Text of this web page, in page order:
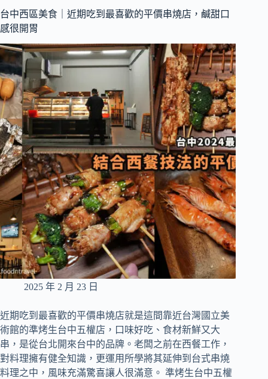
｜
日
職
人
共
研
發
道
地
涮
涮
鍋
物，
供
應
頂
級
甜
點
與
現
果
汁
台中西區美食｜近期吃到最喜歡的平價串燒店，鹹甜口
感很開胃
2025 年 2 月 23 日
近期吃到最喜歡的平價串燒店就是這間靠近台灣國立美
術館的準烤生台中五權店，口味好吃、食材新鮮又大
串，是從台北開來台中的品牌。老闆之前在西餐工作，
對料理擁有健全知識，更運用所學將其延伸到台式串燒
料理之中，風味充滿驚喜讓人很滿意。 準烤生台中五權